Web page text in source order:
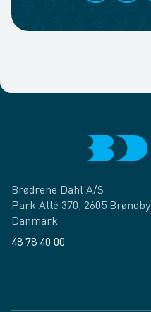
Brødrene Dahl A/S
Park Allé 370, 2605 Brøndby
Danmark
48 78 40 00